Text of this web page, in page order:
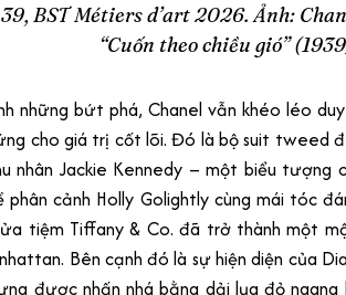
BST Métiers d’art 2026. Ảnh:
“Cuốn theo chiều gió”
những bứt phá, Chanel vẫn khéo léo
cho giá trị cốt lõi. Đó là bộ suit tweed
nhân Jackie Kennedy – một biểu tượng
phân cảnh Holly Golightly cùng mái tóc
tiệm Tiffany & Co. đã trở thành một
Bên cạnh đó là sự hiện diện của
được nhấn nhá bằng dải lụa đỏ